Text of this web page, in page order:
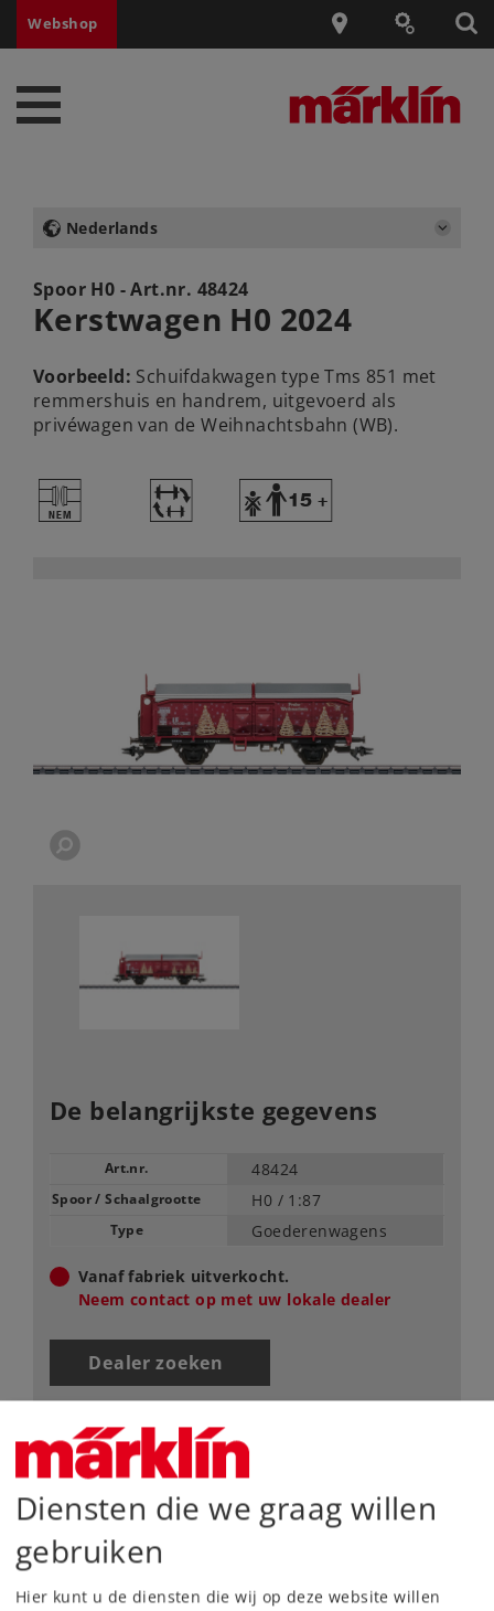
Webshop
Nederlands
Spoor H0 - Art.nr. 48424
Kerstwagen H0 2024
Voorbeeld: Schuifdakwagen type Tms 851 met
remmershuis en handrem, uitgevoerd als
privéwagen van de Weihnachtsbahn (WB).
U ~ Y
De belangrijkste gegevens
Art.nr. 48424
Spoor / Schaalgrootte H0 / 1:87
Type Goederenwagens
Vanaf fabriek uitverkocht.
Neem contact op met uw lokale dealer
Dealer zoeken
Onderdelen bestellen
Diensten die we graag willen
gebruiken
Hier kunt u de diensten die wij op deze website willen